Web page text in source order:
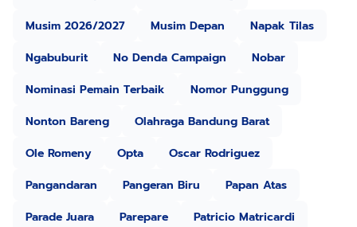
Musim 2026/2027
Musim Depan
Napak Tilas
Ngabuburit
No Denda Campaign
Nobar
Nominasi Pemain Terbaik
Nomor Punggung
Nonton Bareng
Olahraga Bandung Barat
Ole Romeny
Opta
Oscar Rodriguez
Pangandaran
Pangeran Biru
Papan Atas
Parade Juara
Parepare
Patricio Matricardi